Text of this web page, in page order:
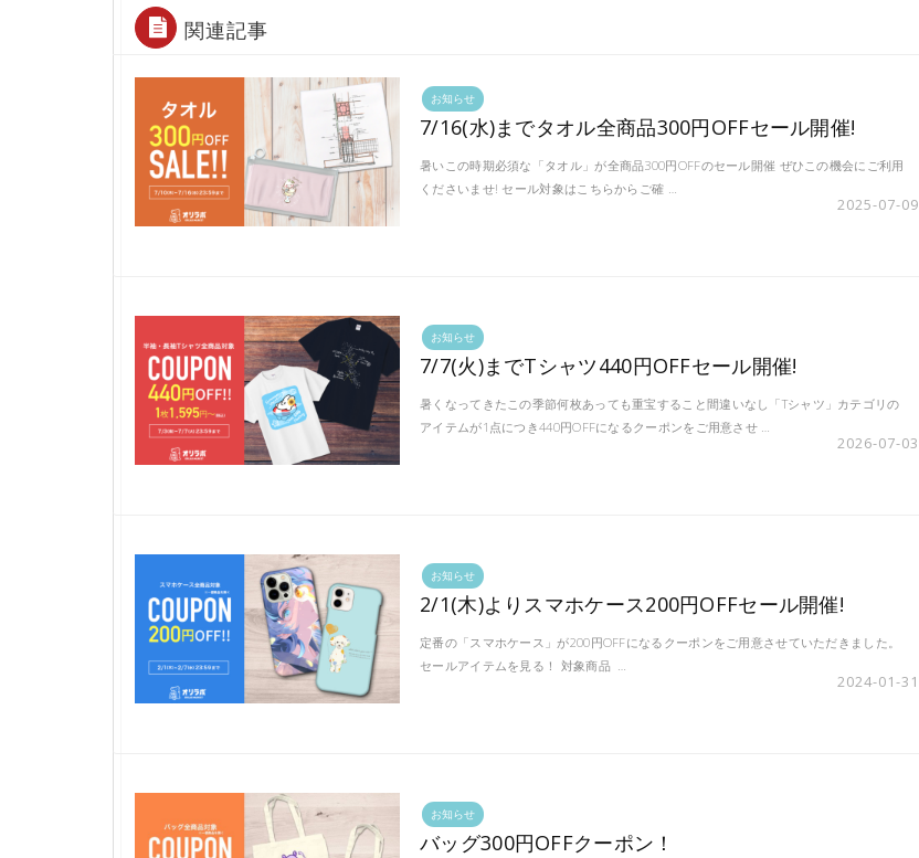
関連記事
お知らせ
7/16(水)までタオル全商品300円OFFセール開催!
2025-07-09
暑いこの時期必須な「タオル」が全商品300円OFFのセール開催 ぜひこの機会にご利用
くださいませ! セール対象はこちらからご確 …
お知らせ
7/7(火)までTシャツ440円OFFセール開催!
2026-07-03
暑くなってきたこの季節何枚あっても重宝すること間違いなし「Tシャツ」カテゴリの
アイテムが1点につき440円OFFになるクーポンをご用意させ …
お知らせ
2/1(木)よりスマホケース200円OFFセール開催!
2024-01-31
定番の「スマホケース」が200円OFFになるクーポンをご用意させていただきました。
セールアイテムを見る！ 対象商品 …
お知らせ
バッグ300円OFFクーポン！